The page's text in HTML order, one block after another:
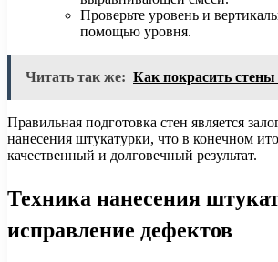
Проверьте уровень и
помощью уровня.
Читать так же: Как покрасить стены
Правильная подготовка стен является
нанесения штукатурки, что в конечном
качественный и долговечный результат.
Техника нанесения
исправление дефектов